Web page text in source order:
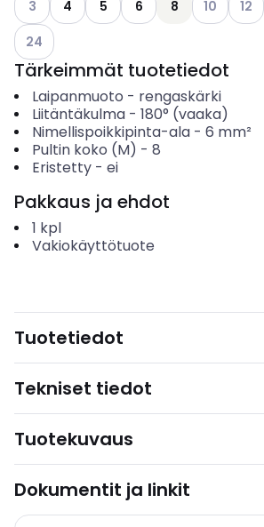
3 4 5 6 8 10 12
Katso käytettävissä olevat vaihtoehdot
24
Tärkeimmät tuotetiedot
Laipanmuoto - rengaskärki
Liitäntäkulma- 180° (vaaka)
Nimellispoikkipinta-ala- 6 mm²
Pultin koko (M) - 8
Eristetty- ei
Pakkaus ja ehdot
1 kpl
Vakiokäyttötuote
Tuotetiedot
Tekniset tiedot
Tuotekuvaus
Dokumentit ja linkit